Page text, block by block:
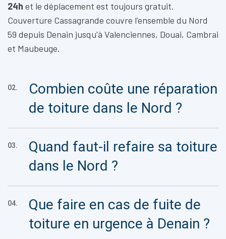
24h et le déplacement est toujours gratuit.
Couverture Cassagrande couvre l'ensemble du Nord
59 depuis Denain jusqu'à Valenciennes, Douai, Cambrai
et Maubeuge.
02.
Combien coûte une réparation
de toiture dans le Nord ?
03.
Quand faut-il refaire sa toiture
dans le Nord ?
04.
Que faire en cas de fuite de
toiture en urgence à Denain ?